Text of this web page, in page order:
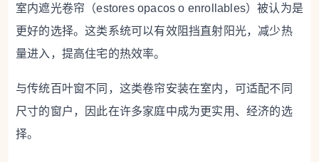
室内遮光卷帘（estores opacos o enrollables）被认为是
更好的选择。这类系统可以有效阻挡直射阳光，减少热
量进入，提高住宅的热效率。
与传统百叶窗不同，这类卷帘安装在室内，可适配不同
尺寸的窗户，因此在许多家庭中成为更实用、经济的选
择。